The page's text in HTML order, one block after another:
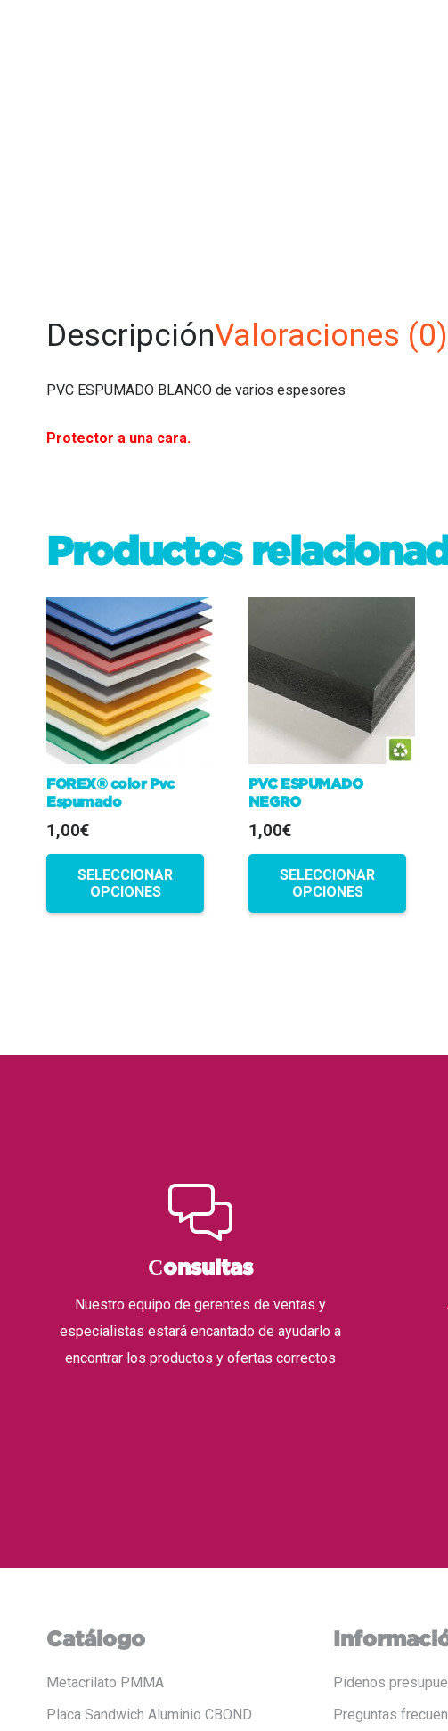
DescripciónValoraciones (0)
PVC ESPUMADO BLANCO de varios espesores
Protector a una cara.
Productos
FOREX® color Pvc
Espumado
1,00€
SELECCIONAR
OPCIONES
PVC ESPUMADO
NEGRO
1,00€
SELECCIONAR
OPCIONES
Сonsultas
Nuestro equipo de gerentes de ventas y
especialistas estará encantado de ayudarlo a
encontrar los productos y ofertas correctos
Catálogo
Metacrilato PMMA
Placa Sandwich Aluminio CBOND
Pídenos
Preguntas